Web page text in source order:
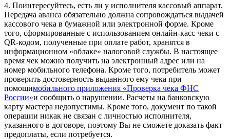
4. Поинтересуйтесь, есть ли у исполнителя кассовый аппарат.
Передача аванса обязательно должна сопровождаться выдачей
кассового чека в бумажной или электронной форме. Кроме
того, сформированные с использованием онлайн-касс чеки с
QR-кодом, полученные при оплате работ, хранятся в
информационном «облаке» налоговой службы. В настоящее
время чек можно получить на электронный адрес или на
номер мобильного телефона. Кроме того, потребитель может
проверить достоверность выданного ему чека при
помощимобильного приложения «Проверка чека ФНС
России»и сообщить о нарушении. Расчеты на банковскую
карту мастера недопустимы. Кроме того, документ по такой
операции никак не связан с личностью исполнителя,
указанного в договоре, поэтому Вы не сможете доказать факт
предоплаты, если потребуется.